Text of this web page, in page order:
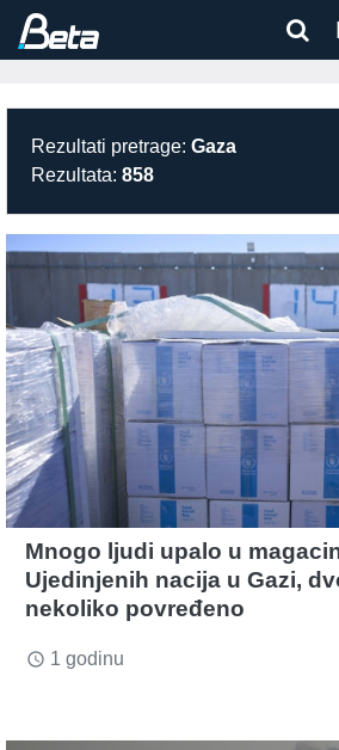
Rezultati pretrage: Gaza
Rezultata: 858
Mnogo ljudi upalo u
Ujedinjenih nacija u Gazi,
nekoliko povređeno
access_time 1 godinu